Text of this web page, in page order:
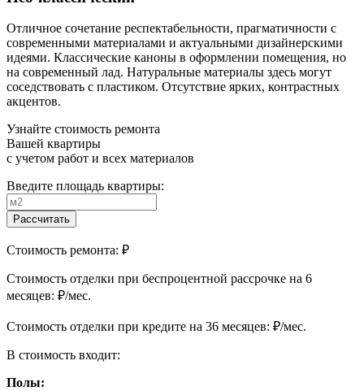
Отличное сочетание респектабельности, прагматичности с
современными материалами и актуальными дизайнерскими
идеями. Классические каноны в оформлении помещения, но
на современный лад. Натуральные материалы здесь могут
соседствовать с пластиком. Отсутствие ярких, контрастных
акцентов.
Узнайте стоимость ремонта
Вашей квартиры
с учетом работ и всех материалов
Введите площадь квартиры:
Рассчитать
Стоимость ремонта: ₽
Cтоимость отделки при беспроцентной рассрочке на 6
месяцев: ₽/мес.
Cтоимость отделки при кредите на 36 месяцев: ₽/мес.
В стоимость входит:
Полы: